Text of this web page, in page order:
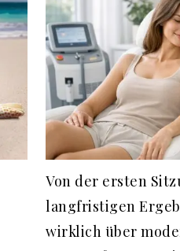
Von der ersten
langfristigen
wirklich über